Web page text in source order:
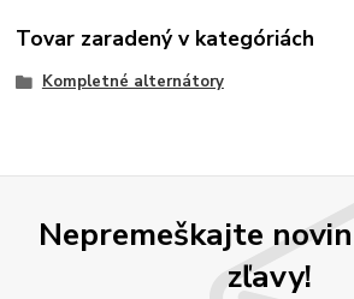
Tovar zaradený v kategóriách
Kompletné alternátory
Nepremeškajte
zľavy!